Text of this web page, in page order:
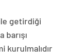
getirdiği
barışı
kurulmalıdır